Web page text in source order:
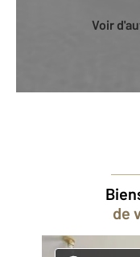
Voir
de